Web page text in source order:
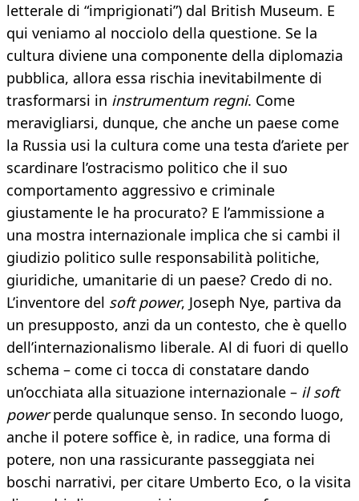
letterale di “imprigionati”) dal British Museum. E
qui veniamo al nocciolo della questione. Se la
cultura diviene una componente della diplomazia
pubblica, allora essa rischia inevitabilmente di
trasformarsi in instrumentum regni. Come
meravigliarsi, dunque, che anche un paese come
la Russia usi la cultura come una testa d’ariete per
scardinare l’ostracismo politico che il suo
comportamento aggressivo e criminale
giustamente le ha procurato? E l’ammissione a
una mostra internazionale implica che si cambi il
giudizio politico sulle responsabilità politiche,
giuridiche, umanitarie di un paese? Credo di no.
L’inventore del soft power, Joseph Nye, partiva da
un presupposto, anzi da un contesto, che è quello
dell’internazionalismo liberale. Al di fuori di quello
schema – come ci tocca di constatare dando
un’occhiata alla situazione internazionale – il soft
powerperde qualunque senso. In secondo luogo,
anche il potere soffice è, in radice, una forma di
potere, non una rassicurante passeggiata nei
boschi narrativi, per citare Umberto Eco, o la visita